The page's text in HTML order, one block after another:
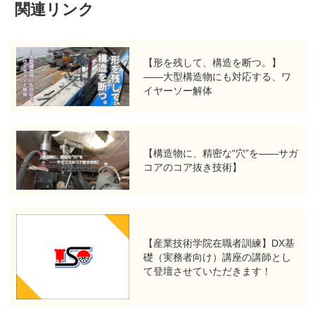
関連リンク
【形を残して、構造を断つ。】
――大型構造物にも対応する、ワ
イヤーソー解体
【構造物に、精密な“穴”を――サガ
コアのコア抜き技術】
【産業技術学院在職者訓練】DX基
礎（実務者向け）講座の講師とし
て登壇させていただきます！